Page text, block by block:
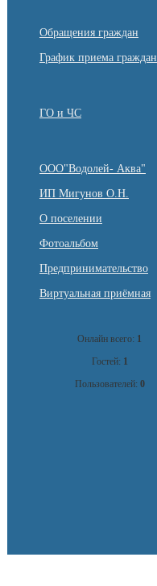
Обращения граждан
График приема граждан
ГО и ЧС
ООО"Водолей- Аква"
ИП Мигунов О.Н.
О поселении
Фотоальбом
Предпринимательство
Виртуальная приёмная
Онлайн всего: 1
Гостей: 1
Пользователей: 0